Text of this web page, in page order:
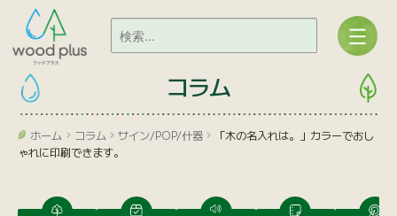
コラム
ホーム コラム サイン/POP/什器
「木の名入れは。」カラーでおし
ゃれに印刷できます。